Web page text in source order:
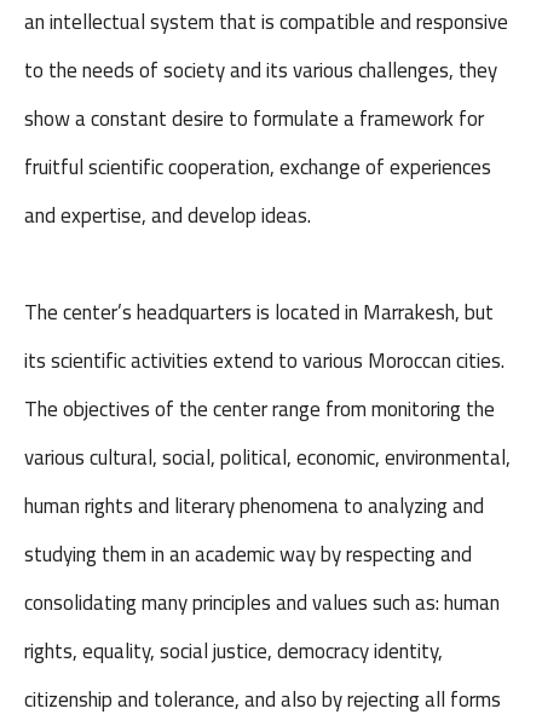
an intellectual system that is compatible and responsive
to the needs of society and its various challenges, they
show a constant desire to formulate a framework for
fruitful scientific cooperation, exchange of experiences
and expertise, and develop ideas.
The center’s headquarters is located in Marrakesh, but
its scientific activities extend to various Moroccan cities.
The objectives of the center range from monitoring the
various cultural, social, political, economic, environmental,
human rights and literary phenomena to analyzing and
studying them in an academic way by respecting and
consolidating many principles and values such as: human
rights, equality, social justice, democracy identity,
citizenship and tolerance, and also by rejecting all forms